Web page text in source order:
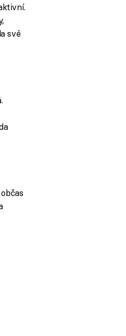
své